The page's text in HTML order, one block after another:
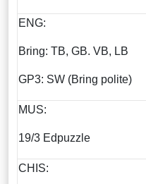
ENG:
Bring: TB, GB. VB, LB
GP3: SW (Bring polite)
MUS:
19/3 Edpuzzle
CHIS: